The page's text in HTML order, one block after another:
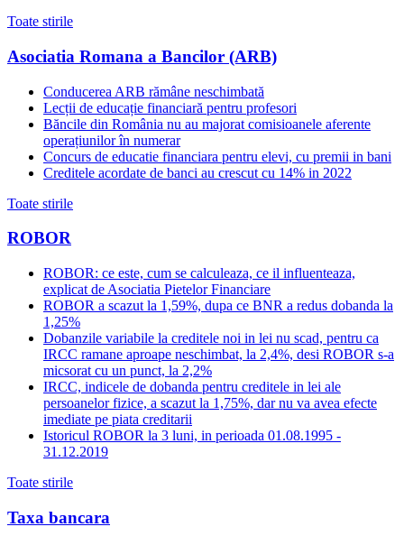
Toate stirile
Asociatia Romana a Bancilor (ARB)
Conducerea ARB rămâne neschimbată
Lecții de educație financiară pentru profesori
Băncile din România nu au majorat comisioanele aferente
operațiunilor în numerar
Concurs de educatie financiara pentru elevi, cu premii in bani
Creditele acordate de banci au crescut cu 14% in 2022
Toate stirile
ROBOR
ROBOR: ce este, cum se calculeaza, ce il influenteaza,
explicat de Asociatia Pietelor Financiare
ROBOR a scazut la 1,59%, dupa ce BNR a redus dobanda la
1,25%
Dobanzile variabile la creditele noi in lei nu scad, pentru ca
IRCC ramane aproape neschimbat, la 2,4%, desi ROBOR s-a
micsorat cu un punct, la 2,2%
IRCC, indicele de dobanda pentru creditele in lei ale
persoanelor fizice, a scazut la 1,75%, dar nu va avea efecte
imediate pe piata creditarii
Istoricul ROBOR la 3 luni, in perioada 01.08.1995 -
31.12.2019
Toate stirile
Taxa bancara